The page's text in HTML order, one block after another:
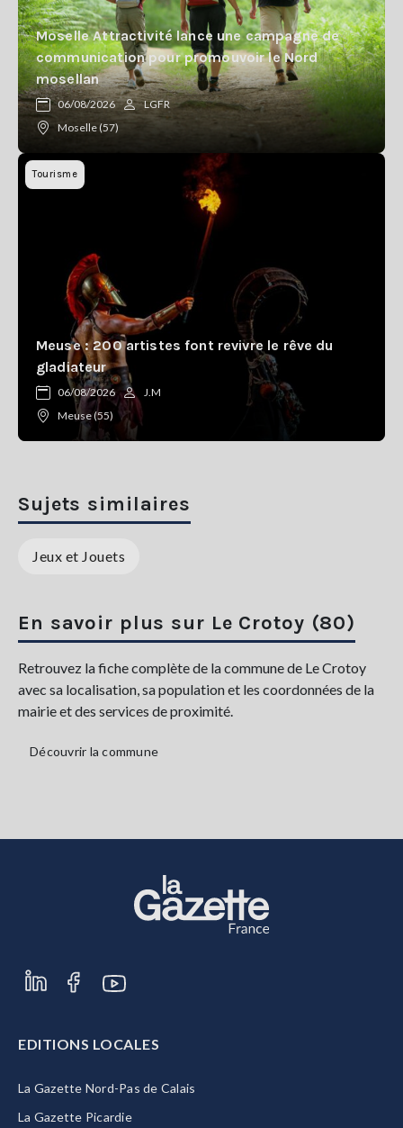
Moselle Attractivité lance une campagne de
communication pour promouvoir le Nord
mosellan
06/08/2026
LGFR
Moselle (57)
Tourisme
Meuse : 200 artistes font revivre le rêve du
gladiateur
06/08/2026
J.M
Meuse (55)
Sujets similaires
Jeux et Jouets
En savoir plus sur Le Crotoy (80)
Retrouvez la fiche complète de la commune de Le Crotoy
avec sa localisation, sa population et les coordonnées de la
mairie et des services de proximité.
Découvrir la commune
EDITIONS LOCALES
La Gazette Nord-Pas de Calais
La Gazette Picardie